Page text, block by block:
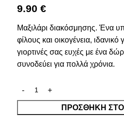
9.90 €
Μαξιλάρι διακόσμησης. Ένα
φίλους και οικογένεια, ιδανικό
γιορτινές σας ευχές με ένα
συνοδεύει για πολλά χρόνια.
ΠΡΟΣΘΉΚΗ ΣΤΟ